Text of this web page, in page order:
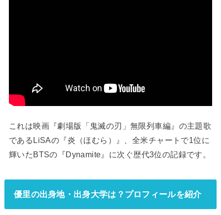
これは映画『劇場版「鬼滅の刃」無限列車編』の主題歌
であるLiSAの『炎（ほむら）』、全米チャートで1位に
輝いたBTSの『Dynamite』に次ぐ歴代3位の記録です。
優里の出身地・出身大学は？プロフィールを紹介